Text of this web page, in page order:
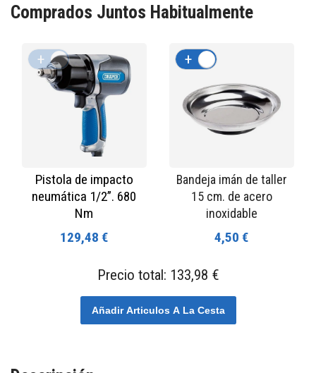
Comprados Juntos Habitualmente
Pistola de impacto
neumática 1/2”. 680
Nm
129,48 €
+ -
Bandeja imán de taller
15 cm. de acero
inoxidable
4,50 €
+
Precio total: 133,98 €
Añadir Articulos A La Cesta